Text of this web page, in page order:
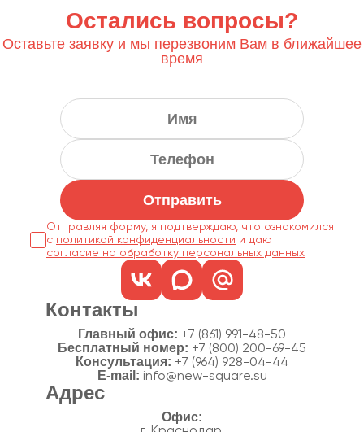
Остались вопросы?
Оставьте заявку и мы перезвоним Вам в ближайшее
время
Отправить
Отправляя форму, я подтверждаю, что ознакомился
с политикой конфиденциальности
согласие на обработку персональных данных
Контакты
Главный офис: +7 (861) 991-48-50
Бесплатный номер: +7 (800) 200-69-45
Консультация: +7 (964) 928-04-44
E-mail: info@new-square.su
Адрес